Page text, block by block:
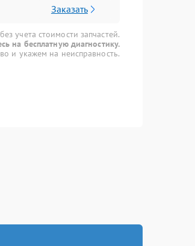
Заказать
учета стоимости запчастей.
на бесплатную диагностику.
и укажем на неисправность.